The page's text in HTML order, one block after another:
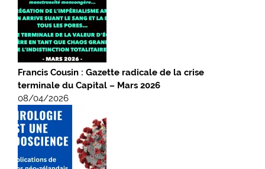
Francis Cousin : Gazette radicale de la crise
terminale du Capital – Mars 2026
08/04/2026